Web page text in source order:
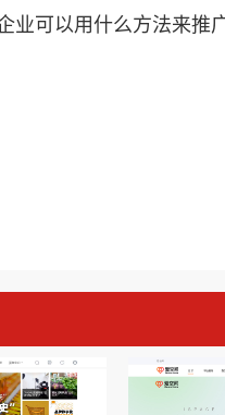
业可以用什么方法来推